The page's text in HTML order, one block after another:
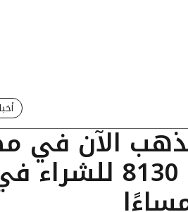
الآن في
عيار 24 يسجل 8130